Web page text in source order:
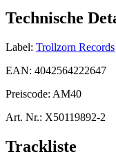
Technische
Label: Trollzorn Records
EAN: 4042564222647
Preiscode: AM40
Art. Nr.: X50119892-2
Trackliste